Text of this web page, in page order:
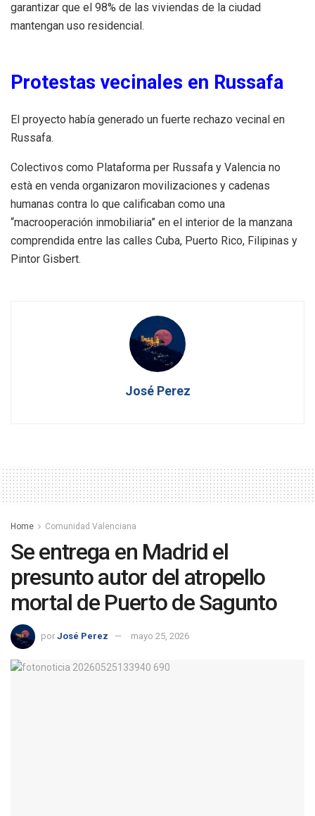
garantizar que el 98% de las viviendas de la ciudad
mantengan uso residencial.
Protestas vecinales en Russafa
El proyecto había generado un fuerte rechazo vecinal en
Russafa.
Colectivos como Plataforma per Russafa y Valencia no
està en venda organizaron movilizaciones y cadenas
humanas contra lo que calificaban como una
“macrooperación inmobiliaria” en el interior de la manzana
comprendida entre las calles Cuba, Puerto Rico, Filipinas y
Pintor Gisbert.
José Perez
Home Comunidad Valenciana
Se entrega en Madrid el
presunto autor del atropello
mortal de Puerto de Sagunto
por José Perez mayo 25, 2026